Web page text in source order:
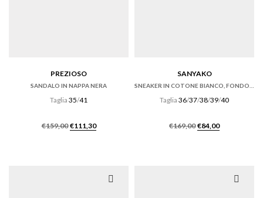
PREZIOSO
SANDALO IN NAPPA NERA
Taglia 35/41
€159,00 Il
€111,30Il
SANYAKO
SNEAKER IN COTONE BIANCO, FONDO CASSETTA
Taglia 36/37/38/39/40
€169,00 Il
€84,00Il